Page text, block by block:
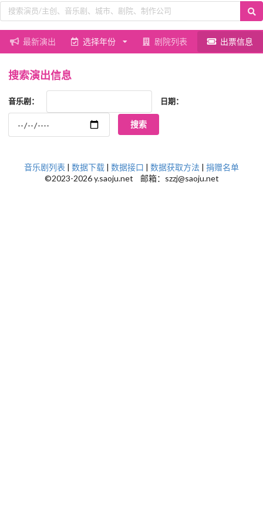
最新演出 选择年份 剧院列表 出票信息
搜索演出信息
音乐剧： 日期：
音乐剧列表 | 数据下载 | 数据接口 | 数据获取方法 | 捐赠名单
©2023-2026 y.saoju.net 邮箱：szzj@saoju.net